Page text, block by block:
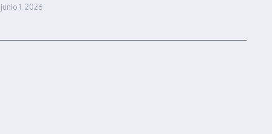
junio 1, 2026